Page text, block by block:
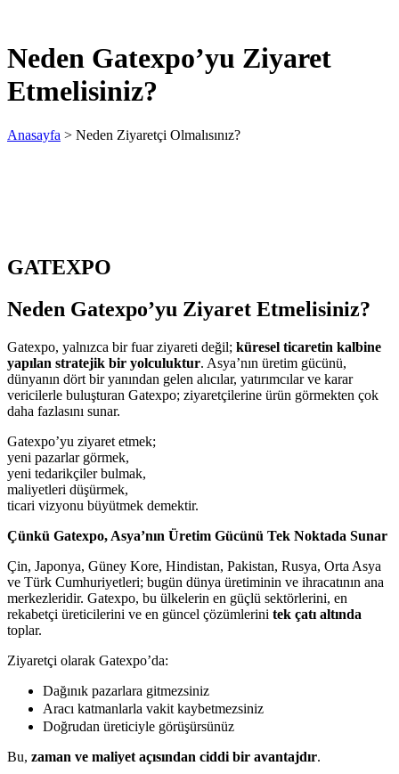
Neden Gatexpo’yu Ziyaret
Etmelisiniz?
Anasayfa > Neden Ziyaretçi Olmalısınız?
GATEXPO
Neden Gatexpo’yu Ziyaret Etmelisiniz?
Gatexpo, yalnızca bir fuar ziyareti değil; küresel ticaretin kalbine
yapılan stratejik bir yolculuktur. Asya’nın üretim gücünü,
dünyanın dört bir yanından gelen alıcılar, yatırımcılar ve karar
vericilerle buluşturan Gatexpo; ziyaretçilerine ürün görmekten çok
daha fazlasını sunar.
Gatexpo’yu ziyaret etmek;
yeni pazarlar görmek,
yeni tedarikçiler bulmak,
maliyetleri düşürmek,
ticari vizyonu büyütmek demektir.
Çünkü Gatexpo, Asya’nın Üretim Gücünü Tek Noktada Sunar
Çin, Japonya, Güney Kore, Hindistan, Pakistan, Rusya, Orta Asya
ve Türk Cumhuriyetleri; bugün dünya üretiminin ve ihracatının ana
merkezleridir. Gatexpo, bu ülkelerin en güçlü sektörlerini, en
rekabetçi üreticilerini ve en güncel çözümlerini tek çatı altında
toplar.
Ziyaretçi olarak Gatexpo’da:
Dağınık pazarlara gitmezsiniz
Aracı katmanlarla vakit kaybetmezsiniz
Doğrudan üreticiyle görüşürsünüz
Bu, zaman ve maliyet açısından ciddi bir avantajdır.